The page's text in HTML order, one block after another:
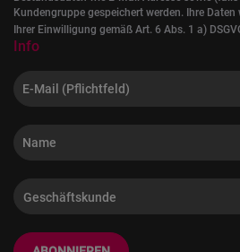
Kundengruppe gespeichert werden. Ihre
Ihrer Einwilligung gemäß Art. 6 Abs. 1 a)
Info